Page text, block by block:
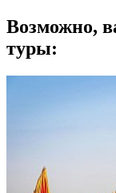
Возможно,
туры: